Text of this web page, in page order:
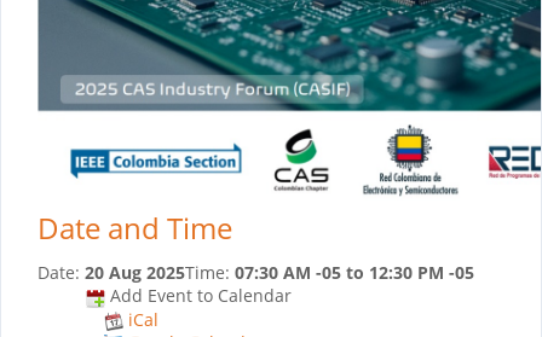
Date and Time
Date: 20 Aug 2025Time: 07:30 AM -05 to 12:30 PM -05
Add Event to Calendar
iCal